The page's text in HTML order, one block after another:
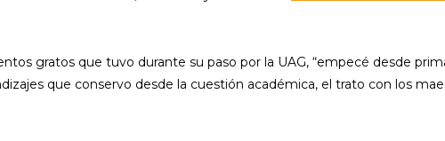
gratos que tuvo durante su paso por la UAG, “empecé desde
que conservo desde la cuestión académica, el trato con los